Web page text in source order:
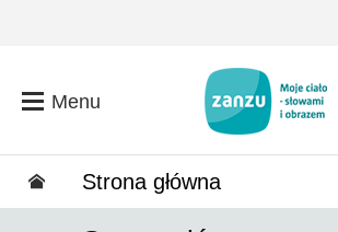
Menu
Strona główna